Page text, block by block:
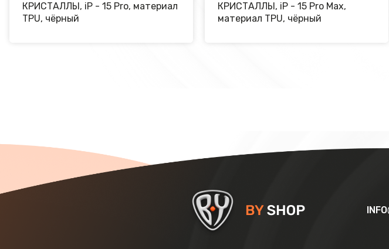
КРИСТАЛЛЫ, iP - 15 Pro, материал
TPU, чёрный
КРИСТАЛЛЫ, iP - 15 Pro Max,
материал TPU, чёрный